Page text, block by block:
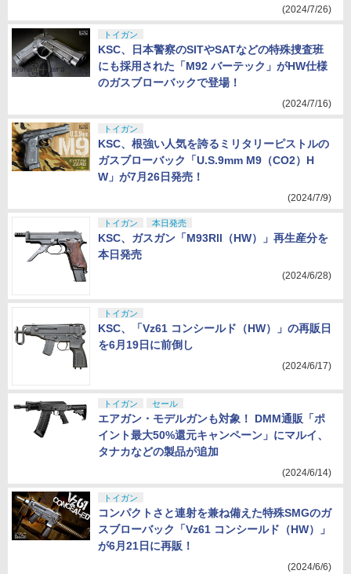
(2024/7/26)
トイガン
KSC、日本警察のSITやSATなどの特殊捜査班
にも採用された「M92 バーテック」がHW仕様
のガスブローバックで登場！
(2024/7/16)
トイガン
KSC、根強い人気を誇るミリタリーピストルの
ガスブローバック「U.S.9mm M9（CO2）H
W」が7月26日発売！
(2024/7/9)
トイガン 本日発売
KSC、ガスガン「M93Rll（HW）」再生産分を
本日発売
(2024/6/28)
トイガン
KSC、「Vz61 コンシールド（HW）」の再販日
を6月19日に前倒し
(2024/6/17)
トイガン セール
エアガン・モデルガンも対象！ DMM通販「ポ
イント最大50%還元キャンペーン」にマルイ、
タナカなどの製品が追加
(2024/6/14)
トイガン
コンパクトさと連射を兼ね備えた特殊SMGのガ
スブローバック「Vz61 コンシールド（HW）」
が6月21日に再販！
(2024/6/6)